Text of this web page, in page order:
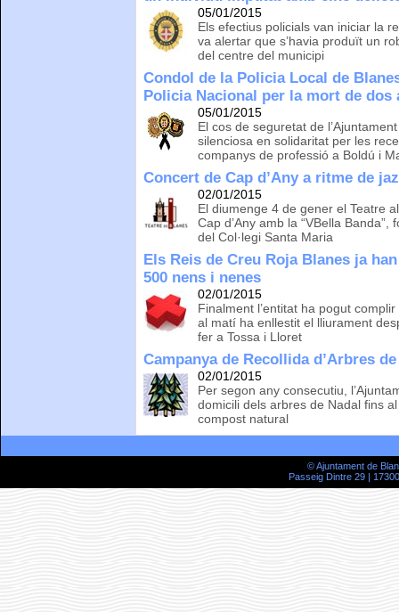
05/01/2015
Els efectius policials van iniciar la
va alertar que s’havia produït un
del centre del municipi
Condol de la Policia Local de
Policia Nacional per la mort de dos
05/01/2015
El cos de seguretat de
silenciosa en solidaritat per les
companys de professió a Boldú i
Concert de Cap d’Any a ritme de
02/01/2015
El diumenge 4 de gener el Teatre
Cap d’Any amb la “VBella
del Col·legi Santa Maria
Els Reis de Creu Roja Blanes ja
500 nens i nenes
02/01/2015
Finalment l’entitat ha pogut
al matí ha enllestit el lliurament
fer a Tossa i Lloret
Campanya de Recollida d’Arbres
02/01/2015
Per segon any consecutiu,
domicili dels arbres de Nadal fins
compost natural
© Ajuntament de
Passeig Dintre 29 |